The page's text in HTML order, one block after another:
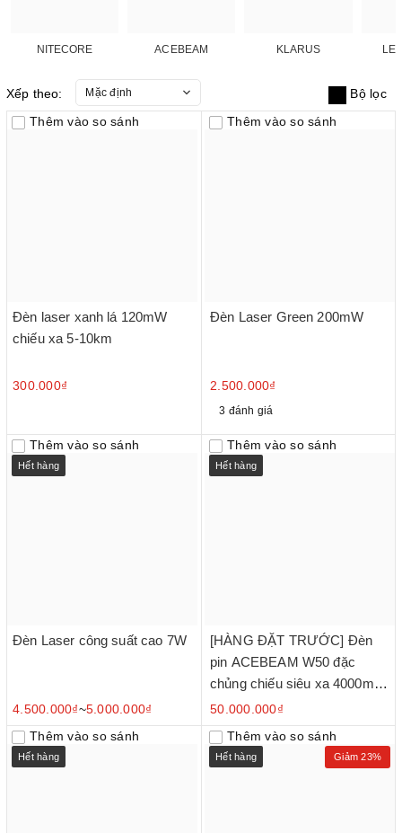
NITECORE ACEBEAM KLARUS
Xếp theo: Mặc định
Bộ lọc
Thêm vào so sánh
Đèn laser xanh lá 120mW
chiếu xa 5-10km
300.000₫
Thêm vào so sánh
Đèn Laser Green 200mW
2.500.000₫
3 đánh giá
Thêm vào so sánh
Hết hàng
Đèn Laser công suất cao 7W
4.500.000₫~5.000.000₫
Thêm vào so sánh
Hết hàng
[HÀNG ĐẶT TRƯỚC] Đèn
pin ACEBEAM W50 đặc
chủng chiếu siêu xa 4000m
chức năng zoom tự động
50.000.000₫
Thêm vào so sánh
Hết hàng
Thêm vào so sánh
Hết hàng Giảm 23%